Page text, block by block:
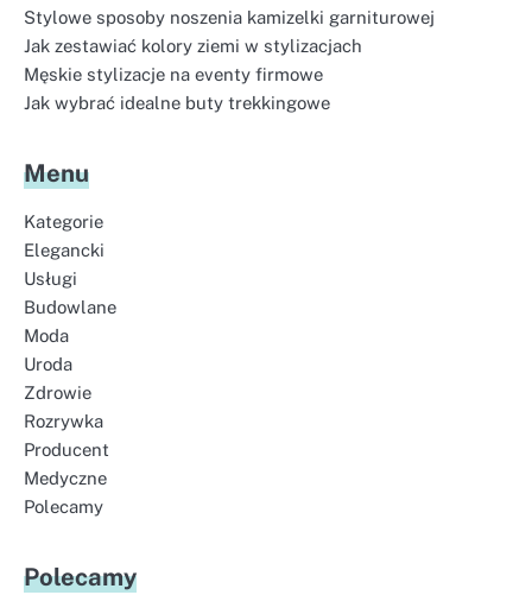
Stylowe sposoby noszenia kamizelki garniturowej
Jak zestawiać kolory ziemi w stylizacjach
Męskie stylizacje na eventy firmowe
Jak wybrać idealne buty trekkingowe
Menu
Kategorie
Elegancki
Usługi
Budowlane
Moda
Uroda
Zdrowie
Rozrywka
Producent
Medyczne
Polecamy
Polecamy